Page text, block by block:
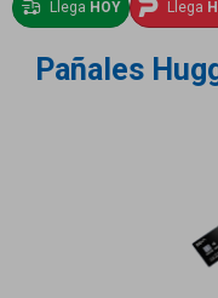
Llega HOY Llega
Pañales